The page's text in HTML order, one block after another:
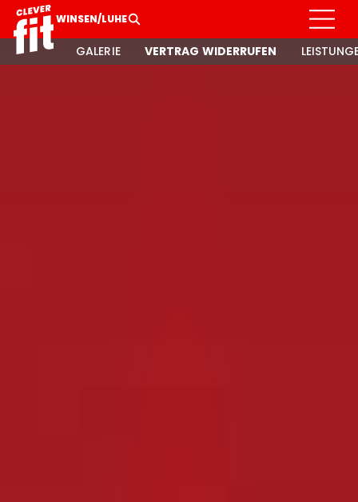
WINSEN/LUHE
GALERIE VERTRAG WIDERRUFEN